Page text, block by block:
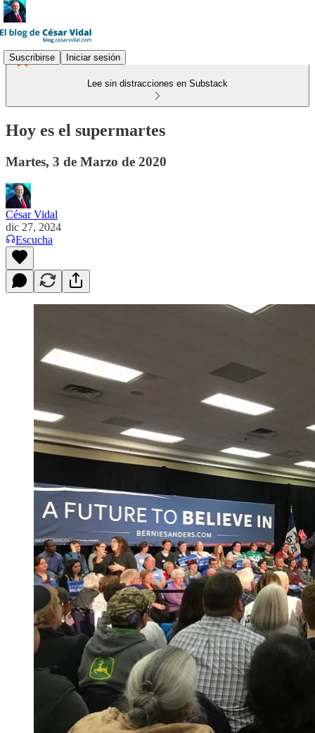
Suscribirse Iniciar sesión
Lee sin distracciones en Substack
Hoy es el supermartes
Martes, 3 de Marzo de 2020
César Vidal
dic 27, 2024
Escucha